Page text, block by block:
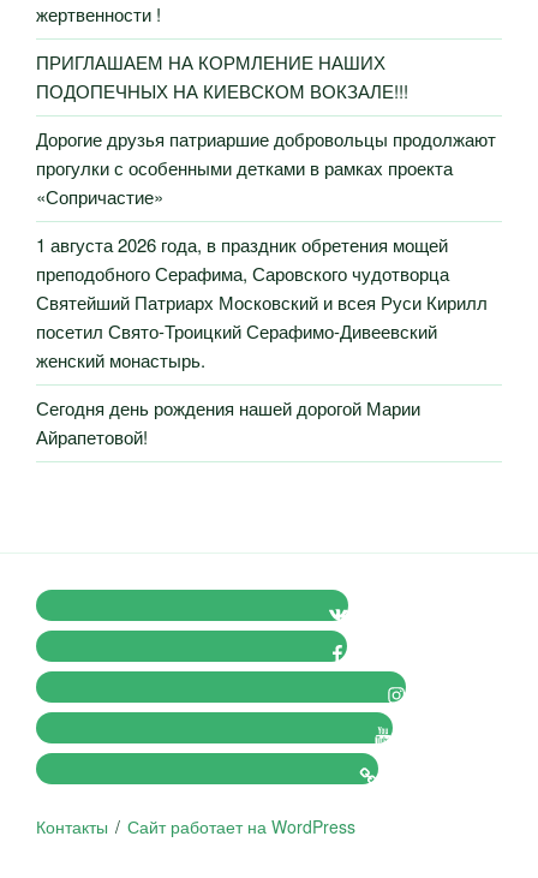
жертвенности !
ПРИГЛАШАЕМ НА КОРМЛЕНИЕ НАШИХ
ПОДОПЕЧНЫХ НА КИЕВСКОМ ВОКЗАЛЕ!!!
Дорогие друзья патриаршие добровольцы продолжают
прогулки с особенными детками в рамках проекта
«Сопричастие»
1 августа 2026 года, в праздник обретения мощей
преподобного Серафима, Саровского чудотворца
Святейший Патриарх Московский и всея Руси Кирилл
посетил Свято-Троицкий Серафимо-Дивеевский
женский монастырь.
Сегодня день рождения нашей дорогой Марии
Айрапетовой!
VK Православные Добровольцы
FB Православные Добровольцы
Instagram Православные Добровольцы
Youtube Православные Добровольцы
Tik-tok Православные Добровольцы
Контакты Сайт работает на WordPress